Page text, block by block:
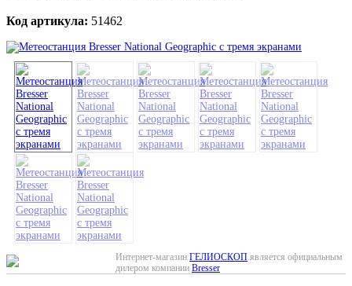
Код артикула: 51462
Интернет-магазин ГЕЛИОСКОП является официальным
дилером компании Bresser